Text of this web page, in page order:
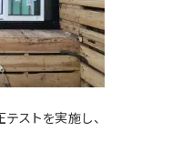
ストを実施し、